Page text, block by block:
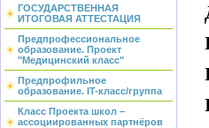
ГОСУДАРСТВЕННАЯ
ИТОГОВАЯ АТТЕСТАЦИЯ
Предпрофессиональное
образование. Проект
"Медицинский класс"
Предпрофильное
образование. IT-класс/группа
Класс Проекта школ –
ассоциированных партнёров